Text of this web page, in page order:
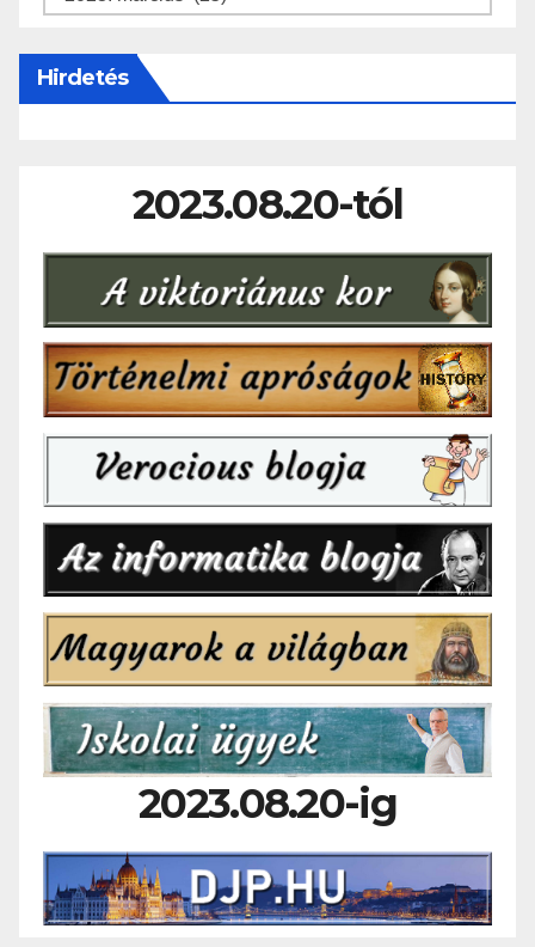
Hirdetés
2023.08.20-tól
2023.08.20-ig